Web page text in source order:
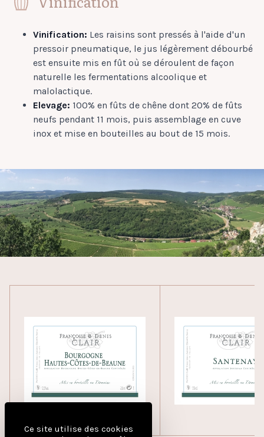
Vinification: Les raisins sont pressés à l'aide d'un
pressoir pneumatique, le jus légèrement débourbé
est ensuite mis en fût où se déroulent de façon
naturelle les fermentations alcoolique et
malolactique.
Elevage: 100% en fûts de chêne dont 20% de fûts
neufs pendant 11 mois, puis assemblage en cuve
inox et mise en bouteilles au bout de 15 mois.
Ce site utilise des cookies